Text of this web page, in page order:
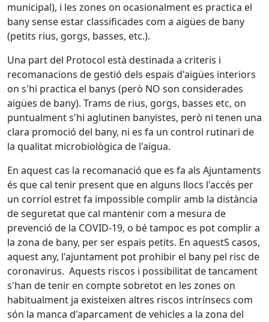
municipal), i les zones on ocasionalment es practica el
bany sense estar classificades com a aigües de bany
(petits rius, gorgs, basses, etc.).
Una part del Protocol està destinada a criteris i
recomanacions de gestió dels espais d'aigües interiors
on s'hi practica el banys (però NO son considerades
aigües de bany). Trams de rius, gorgs, basses etc, on
puntualment s'hi aglutinen banyistes, però ni tenen una
clara promoció del bany, ni es fa un control rutinari de
la qualitat microbiològica de l'aigua.
En aquest cas la recomanació que es fa als Ajuntaments
és que cal tenir present que en alguns llocs l'accés per
un corriol estret fa impossible complir amb la distància
de seguretat que cal mantenir com a mesura de
prevenció de la COVID-19, o bé tampoc es pot complir a
la zona de bany, per ser espais petits. En aquestS casos,
aquest any, l'ajuntament pot prohibir el bany pel risc de
coronavirus. Aquests riscos i possibilitat de tancament
s'han de tenir en compte sobretot en les zones on
habitualment ja existeixen altres riscos intrínsecs com
són la manca d'aparcament de vehicles a la zona del